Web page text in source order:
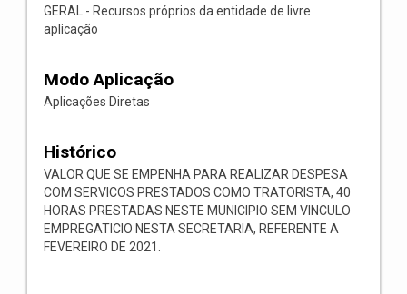
GERAL - Recursos próprios da entidade de livre
aplicação
Modo Aplicação
Aplicações Diretas
Histórico
VALOR QUE SE EMPENHA PARA REALIZAR DESPESA
COM SERVICOS PRESTADOS COMO TRATORISTA, 40
HORAS PRESTADAS NESTE MUNICIPIO SEM VINCULO
EMPREGATICIO NESTA SECRETARIA, REFERENTE A
FEVEREIRO DE 2021.